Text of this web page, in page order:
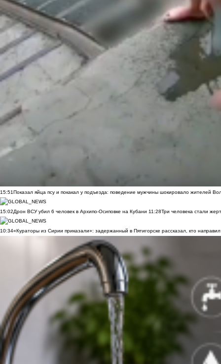
15:51Показал яйца псу и покакал у подъезда: поведение мужчины шокировало жителей
15:02Дрон ВСУ убил 6 человек в Архипо-Осиповке на Кубани 11:28Три человека стали
10:34«Кураторы из Сирии приказали»: задержанный в Пятигорске рассказал, кто направил